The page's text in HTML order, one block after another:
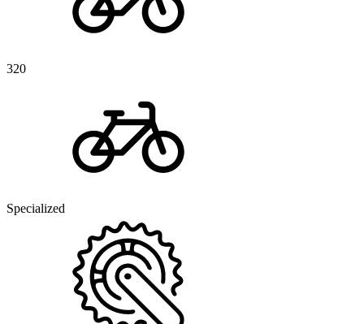
320
Specialized